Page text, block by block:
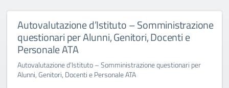
Autovalutazione d’Istituto – Somministrazione
questionari per Alunni, Genitori, Docenti e
Personale ATA
Autovalutazione d’Istituto – Somministrazione questionari per
Alunni, Genitori, Docenti e Personale ATA